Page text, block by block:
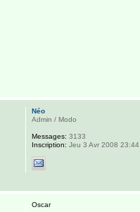
Néo
Admin / Modo
Messages: 3133
Inscription: Jeu 3 Avr 2008 23:44
Oscar